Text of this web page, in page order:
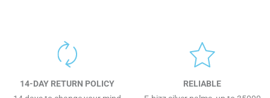
14-DAY RETURN POLICY
RELIABLE